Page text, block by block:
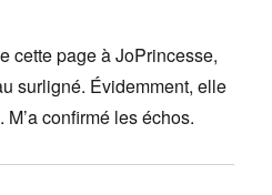
cette page à JoPrincesse,
surligné. Évidemment, elle
confirmé les échos.